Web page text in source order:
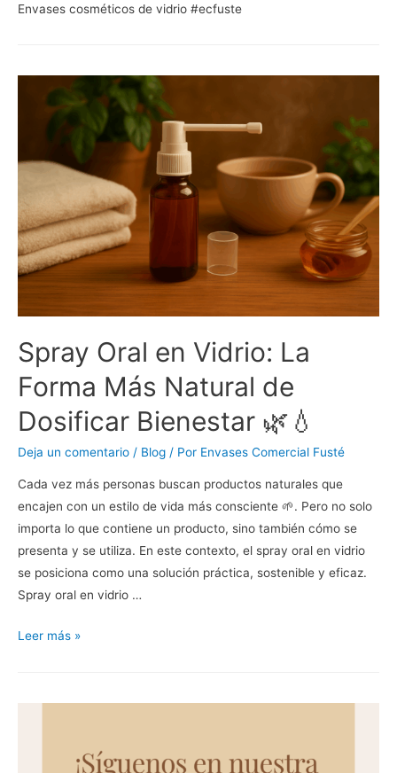
Envases cosméticos de vidrio #ecfuste
Spray Oral en Vidrio: La
Forma Más Natural de
Dosificar Bienestar 🌿💧
Deja un comentario / Blog / Por Envases Comercial Fusté
Cada vez más personas buscan productos naturales que
encajen con un estilo de vida más consciente 🌱. Pero no solo
importa lo que contiene un producto, sino también cómo se
presenta y se utiliza. En este contexto, el spray oral en vidrio
se posiciona como una solución práctica, sostenible y eficaz.
Spray oral en vidrio …
Leer más »